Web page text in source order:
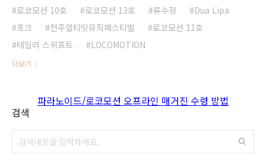
로코모션 10호
로코모션 13호 류수정
Dua Lipa
포크
전주얼티밋뮤직페스티벌
로코모션 11호
테일러 스위프트
LOCOMOTION
더보기
파라노이드/로코모션 오프라인 매거진 수령 방법
검색